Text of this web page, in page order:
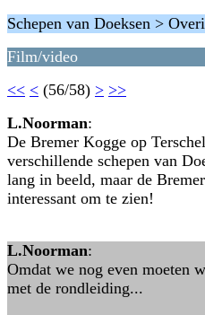
Schepen van Doeksen >
Film/video
<< < (56/58) > >>
L.Noorman:
De Bremer Kogge op
verschillende schepen van
lang in beeld, maar de
interessant om te zien!
L.Noorman:
Omdat we nog even moeten
met de rondleiding...